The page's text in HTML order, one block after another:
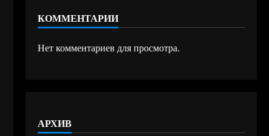
КОММЕНТАРИИ
Нет комментариев для просмотра.
АРХИВ